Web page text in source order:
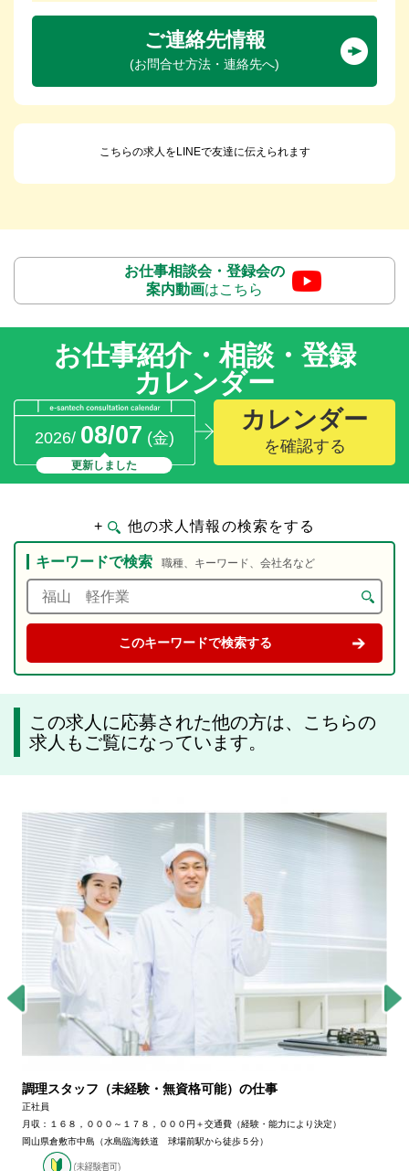
ご連絡先情報
(お問合せ方法・連絡先へ)
こちらの求人をLINEで友達に伝えられます
お仕事相談会・登録会の
案内動画はこちら
お仕事紹介・相談・登録
カレンダー
2026/ 08/07 (金)
更新しました
カレンダー
を確認する
+ 他の求人情報の検索をする
キーワードで検索 職種、キーワード、会社名など
この求人に応募された他の方は、こちらの
求人もご覧になっています。
調理スタッフ（未経験・無資格可能）の仕事
正社員
月収：１６８，０００～１７８，０００円＋交通費（経験・能力により決定）
岡山県倉敷市中島（水島臨海鉄道 球場前駅から徒歩５分）